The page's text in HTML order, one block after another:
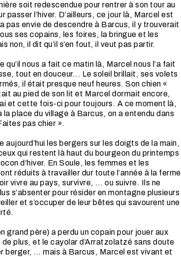
soit redescendue pour rentrer à son tour au
passer l’hiver. D’ailleurs, ce jour là, Marcel est
pas envie de descendre à Barcus, il y trouverait
ses copains, les foires, la bringue et les
non, il dit qu’il s’en fout, il veut pas partir.
qu’il nous a fait ce matin là, Marcel nous l’a fait
tout en douceur... Le soleil brillait, ses volets
il était presque neuf heures. Son chien «
au pied de son lit et Marcel dormait encore,
et cette fois-ci pour toujours. A ce moment là,
la place du village à Barcus, on a entendu dans
pas chier ».
aujourd’hui les bergers sur les doigts de la main,
qui restent là haut du bourgeon du printemps
d’hiver. En Soule, les femmes et les
réduits à travailler dur toute l’année à la ferme
vivre au pays, survivre, … ou suivre. Ils ne
s’absenter pour résider en montagne plusieurs
et s’occuper de leur bêtes qui savourent une
grand père) a perdu un copain pour jouer aux
plus, et le cayolar d’Arratzolatzé sans doute
berger, … mais à Barcus, Marcel est vivant et